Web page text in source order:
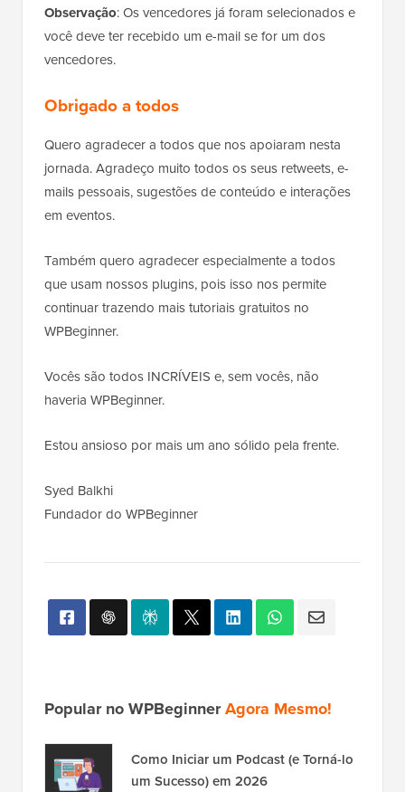
Observação: Os vencedores já foram selecionados e
você deve ter recebido um e-mail se for um dos
vencedores.
Obrigado a todos
Quero agradecer a todos que nos apoiaram nesta
jornada. Agradeço muito todos os seus retweets, e-
mails pessoais, sugestões de conteúdo e interações
em eventos.
Também quero agradecer especialmente a todos
que usam nossos plugins, pois isso nos permite
continuar trazendo mais tutoriais gratuitos no
WPBeginner.
Vocês são todos INCRÍVEIS e, sem vocês, não
haveria WPBeginner.
Estou ansioso por mais um ano sólido pela frente.
Syed Balkhi
Fundador do WPBeginner
Popular no WPBeginnerAgora Mesmo!
Como Iniciar um Podcast (e Torná-lo
um Sucesso) em 2026